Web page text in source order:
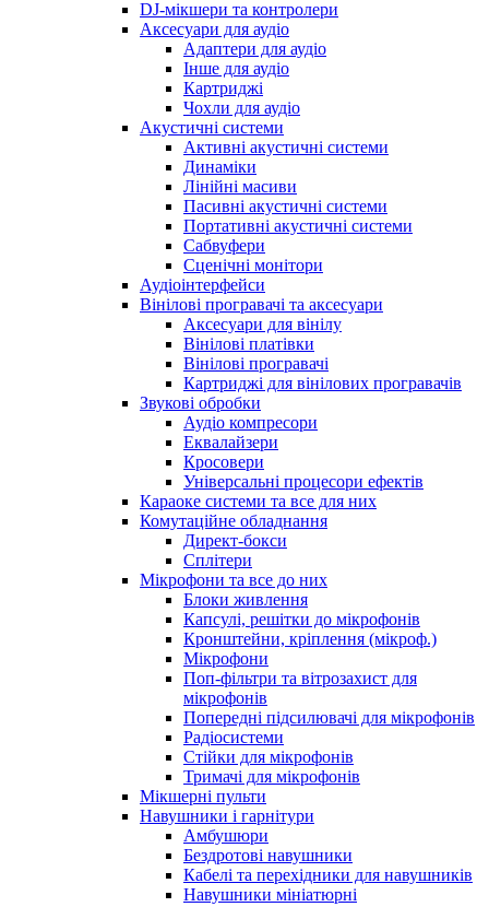
DJ-мікшери та контролери
Аксесуари для аудіо
Адаптери для аудіо
Інше для аудіо
Картриджі
Чохли для аудіо
Акустичні системи
Активні акустичні системи
Динаміки
Лінійні масиви
Пасивні акустичні системи
Портативні акустичні системи
Сабвуфери
Сценічні монітори
Аудіоінтерфейси
Вінілові програвачі та аксесуари
Аксесуари для вінілу
Вінілові платівки
Вінілові програвачі
Картриджі для вінілових програвачів
Звукові обробки
Аудіо компресори
Еквалайзери
Кросовери
Універсальні процесори ефектів
Караоке системи та все для них
Комутаційне обладнання
Директ-бокси
Сплітери
Мікрофони та все до них
Блоки живлення
Капсулі, решітки до мікрофонів
Кронштейни, кріплення (мікроф.)
Мікрофони
Поп-фільтри та вітрозахист для
мікрофонів
Попередні підсилювачі для мікрофонів
Радіосистеми
Стійки для мікрофонів
Тримачі для мікрофонів
Мікшерні пульти
Навушники і гарнітури
Амбушюри
Бездротові навушники
Кабелі та перехідники для навушників
Навушники мініатюрні